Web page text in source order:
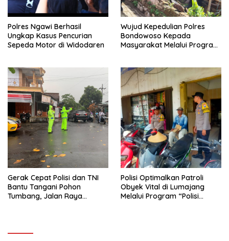
Polres Ngawi Berhasil
Ungkap Kasus Pencurian
Sepeda Motor di Widodaren
Wujud Kepedulian Polres
Bondowoso Kepada
Masyarakat Melalui Program
Gerak Cepat Polisi dan TNI
Bantu Tangani Pohon
Tumbang, Jalan Raya
Polisi Optimalkan Patroli
Obyek Vital di Lumajang
Melalui Program “Polisi